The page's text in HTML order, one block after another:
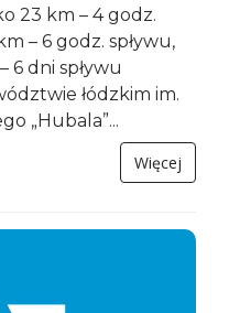
23 km – 4 godz.
– 6 godz. spływu,
6 dni spływu
łódzkim im.
„Hubala”...
Więcej